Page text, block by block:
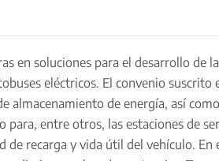
en soluciones para el desarrollo
eléctricos. El convenio
almacenamiento de energía, así
para, entre otros, las estaciones de
de recarga y vida útil del vehículo.